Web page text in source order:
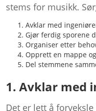
stems for musikk.
Avklar med
Gjør ferdig sporene
Organiser etter
Opprett en mappe
Del stemmene
1. Avklar med
Det er lett å